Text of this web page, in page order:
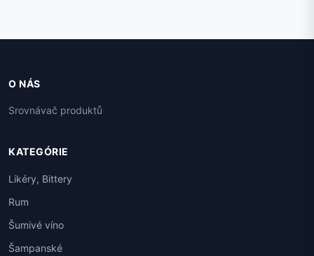
O NÁS
Srovnávač produktů
KATEGÓRIE
Likéry, Bittery
Rum
Šumivé víno
Šampanské